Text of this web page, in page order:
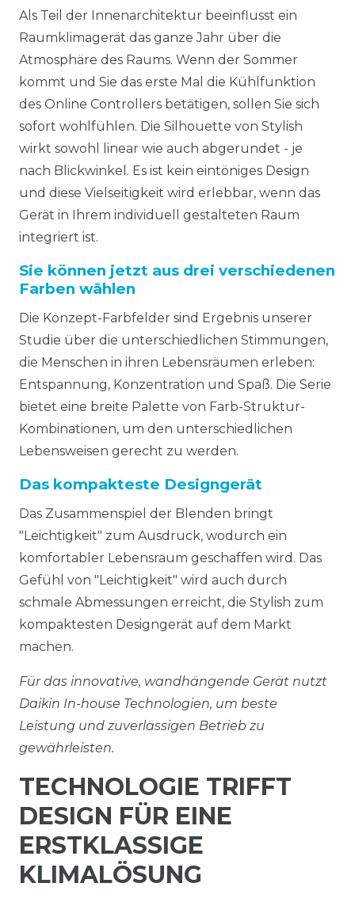
Als Teil der Innenarchitektur beeinflusst ein
Raumklimagerät das ganze Jahr über die
Atmosphäre des Raums. Wenn der Sommer
kommt und Sie das erste Mal die Kühlfunktion
des Online Controllers betätigen, sollen Sie sich
sofort wohlfühlen. Die Silhouette von Stylish
wirkt sowohl linear wie auch abgerundet - je
nach Blickwinkel. Es ist kein eintöniges Design
und diese Vielseitigkeit wird erlebbar, wenn das
Gerät in Ihrem individuell gestalteten Raum
integriert ist.
Sie können jetzt aus drei verschiedenen
Farben wählen
Die Konzept-Farbfelder sind Ergebnis unserer
Studie über die unterschiedlichen Stimmungen,
die Menschen in ihren Lebensräumen erleben:
Entspannung, Konzentration und Spaß. Die Serie
bietet eine breite Palette von Farb-Struktur-
Kombinationen, um den unterschiedlichen
Lebensweisen gerecht zu werden.
Das kompakteste Designgerät
Das Zusammenspiel der Blenden bringt
"Leichtigkeit" zum Ausdruck, wodurch ein
komfortabler Lebensraum geschaffen wird. Das
Gefühl von "Leichtigkeit" wird auch durch
schmale Abmessungen erreicht, die Stylish zum
kompaktesten Designgerät auf dem Markt
machen.
Für das innovative, wandhängende Gerät nutzt
Daikin In-house Technologien, um beste
Leistung und zuverlässigen Betrieb zu
gewährleisten.
TECHNOLOGIE TRIFFT
DESIGN FÜR EINE
ERSTKLASSIGE
KLIMALÖSUNG